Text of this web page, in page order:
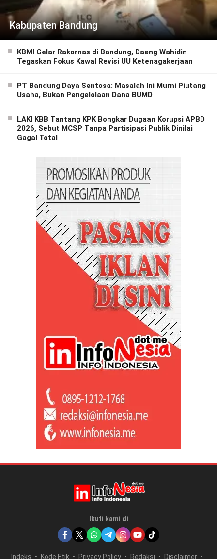
Kabupaten Bandung
KBMI Gelar Rakornas di Bandung, Daeng Wahidin
Tegaskan Fokus Kawal Revisi UU Ketenagakerjaan
PT Bandung Daya Sentosa: Masalah Ini Murni Piutang
Usaha, Bukan Pengelolaan Dana BUMD
LAKI KBB Tantang KPK Bongkar Dugaan Korupsi APBD
2026, Sebut MCSP Tanpa Partisipasi Publik Dinilai
Gagal Total
Ikuti kami di
Indeks Kode Etik Privacy Policy Redaksi Disclaimer